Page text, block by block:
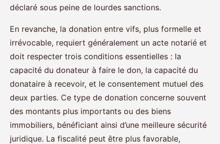
déclaré sous peine de lourdes sanctions.
En revanche, la donation entre vifs, plus formelle et
irrévocable, requiert généralement un acte notarié et
doit respecter trois conditions essentielles : la
capacité du donateur à faire le don, la capacité du
donataire à recevoir, et le consentement mutuel des
deux parties. Ce type de donation concerne souvent
des montants plus importants ou des biens
immobiliers, bénéficiant ainsi d’une meilleure sécurité
juridique. La fiscalité peut être plus favorable,